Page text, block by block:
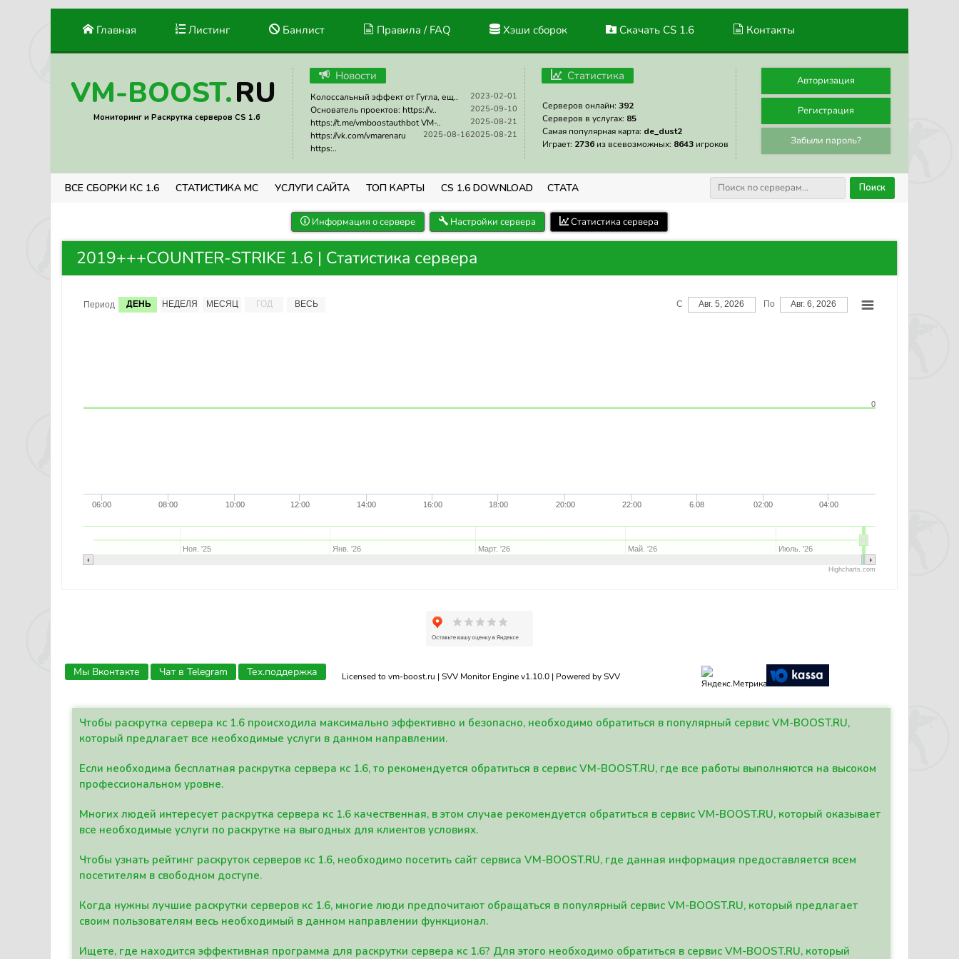
Главная Листинг Банлист Правила / FAQ Хэши сборок Скачать CS 1.6 Контакты
VM-BOOST.RU
Мониторинг и Раскрутка серверов CS 1.6
Новости
2023-02-01
Колоссальный эффект от Гугла, ещ..
2025-09-10
Основатель проектов: https://v..
2025-08-21
https://t.me/vmboostauthbot VM-..
2025-08-21
2025-08-16
https://vk.com/vmarenaru
https:..
Статистика
Серверов онлайн: 392
Серверов в услугах: 85
Самая популярная карта: de_dust2
Играет: 2736 из всевозможных: 8643 игроков
Авторизация
Регистрация
Забыли пароль?
ВСЕ СБОРКИ КС 1.6 СТАТИСТИКА МС УСЛУГИ САЙТА ТОП КАРТЫ CS 1.6 DOWNLOAD СТАТА Поиск
Информация о сервере Настройки сервера Статистика сервера
2019+++COUNTER-STRIKE 1.6 | Статистика сервера
Период ДЕНЬ НЕДЕЛЯ МЕСЯЦ ГОД ВЕСЬ С Авг. 5, 2026 По Авг. 6, 2026
06:00 08:00 10:00 12:00 14:00 16:00 18:00 20:00 22:00 6.08 02:00 04:00
Ноя. '25 Янв. '26 Март. '26 Май. '26 Июль. '26
0
Highcharts.com
Licensed to vm-boost.ru | SVV Monitor Engine v1.10.0 | Powered by SVV
Мы Вконтакте Чат в Telegram Тех.поддержка
Чтобы раскрутка сервера кс 1.6 происходила максимально эффективно и безопасно, необходимо обратиться в популярный сервис VM-BOOST.RU,
который предлагает все необходимые услуги в данном направлении.
Если необходима бесплатная раскрутка сервера кс 1.6, то рекомендуется обратиться в сервис VM-BOOST.RU, где все работы выполняются на высоком
профессиональном уровне.
Многих людей интересует раскрутка сервера кс 1.6 качественная, в этом случае рекомендуется обратиться в сервис VM-BOOST.RU, который оказывает
все необходимые услуги по раскрутке на выгодных для клиентов условиях.
Чтобы узнать рейтинг раскруток серверов кс 1.6, необходимо посетить сайт сервиса VM-BOOST.RU, где данная информация предоставляется всем
посетителям в свободном доступе.
Когда нужны лучшие раскрутки серверов кс 1.6, многие люди предпочитают обращаться в популярный сервис VM-BOOST.RU, который предлагает
своим пользователям весь необходимый в данном направлении функционал.
Ищете, где находится эффективная программа для раскрутки сервера кс 1.6? Для этого необходимо обратиться в сервис VM-BOOST.RU, который